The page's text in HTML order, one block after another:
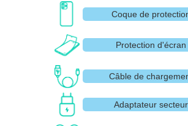
Coque de
Protection d'écran
Câble de
Adaptateur secteur